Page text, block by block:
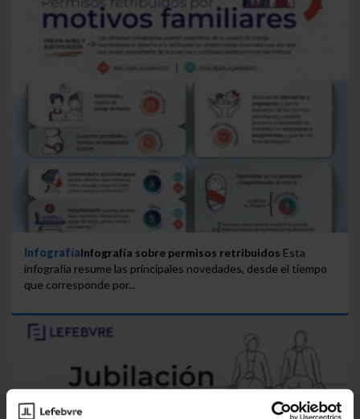
InfografíaInfografía sobre permisos retribuidos Esta
infografía resume las principales novedades, desde el tiempo
que corresponde por...